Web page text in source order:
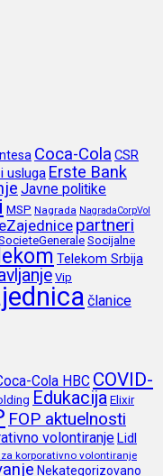
Coca-Cola CSR
usluga Erste Bank
Javne politike
MSP Nagrada NagradaCorpVol
partneri
Socijalne
Telekom Srbija
Vip
članice
Cola HBC COVID-
Edukacija Elixir
FOP aktuelnosti
volontiranjeLidl
korporativno volontiranje
Nekategorizovano